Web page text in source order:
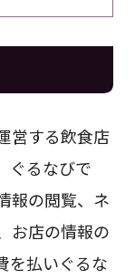
営する飲食店
ぐるなびで
報の閲覧、ネ
お店の情報の
を払いぐるな